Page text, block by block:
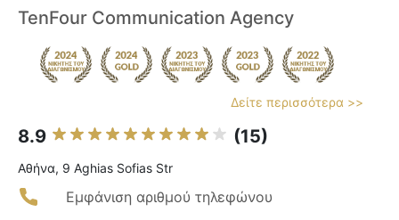
TenFour Communication Agency
Δείτε περισσότερα >>
8.9 (15)
Αθήνα, 9 Aghias Sofias Str
Εμφάνιση αριθμού τηλεφώνου